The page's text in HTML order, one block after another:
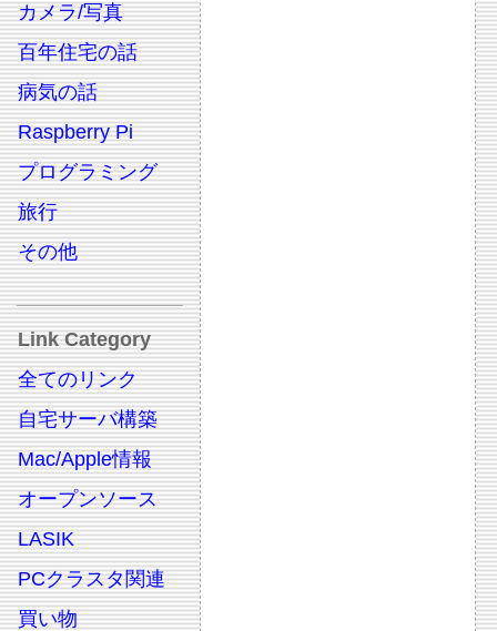
カメラ/写真
百年住宅の話
病気の話
Raspberry Pi
プログラミング
旅行
その他
Link Category
全てのリンク
自宅サーバ構築
Mac/Apple情報
オープンソース
LASIK
PCクラスタ関連
買い物